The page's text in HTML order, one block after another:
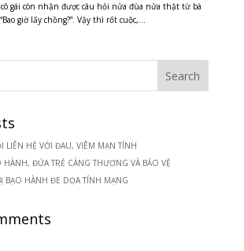
gái còn nhận được câu hỏi nửa đùa nửa thật từ bà
giờ lấy chồng?”. Vậy thì rốt cuộc,...
LIÊN HỆ VỚI ĐAU, VIÊM MẠN TÍNH
HÀNH, ĐỨA TRẺ CÀNG THƯƠNG VÀ BẢO VỆ
BẠO HÀNH ĐE DỌA TÍNH MẠNG